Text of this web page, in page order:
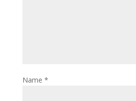
Name *